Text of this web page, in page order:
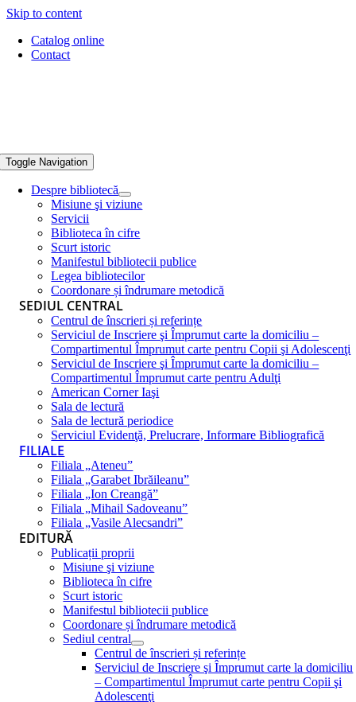
Skip to content
Catalog online
Contact
Toggle Navigation
Despre bibliotecă
Misiune şi viziune
Servicii
Biblioteca în cifre
Scurt istoric
Manifestul bibliotecii publice
Legea bibliotecilor
Coordonare și îndrumare metodică
SEDIUL CENTRAL
Centrul de înscrieri și referințe
Serviciul de Inscriere şi Împrumut carte la domiciliu –
Compartimentul Împrumut carte pentru Copii şi Adolescenţi
Serviciul de Inscriere şi Împrumut carte la domiciliu –
Compartimentul Împrumut carte pentru Adulţi
American Corner Iaşi
Sala de lectură
Sala de lectură periodice
Serviciul Evidenţă, Prelucrare, Informare Bibliografică
FILIALE
Filiala „Ateneu”
Filiala „Garabet Ibrăileanu”
Filiala „Ion Creangă”
Filiala „Mihail Sadoveanu”
Filiala „Vasile Alecsandri”
EDITURĂ
Publicații proprii
Misiune şi viziune
Biblioteca în cifre
Scurt istoric
Manifestul bibliotecii publice
Coordonare și îndrumare metodică
Sediul central
Centrul de înscrieri și referințe
Serviciul de Inscriere şi Împrumut carte la domiciliu
– Compartimentul Împrumut carte pentru Copii şi
Adolescenţi